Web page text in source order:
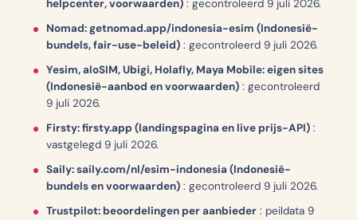
helpcenter, voorwaarden) : gecontroleerd 9 juli 2026.
Nomad: getnomad.app/indonesia-esim (Indonesië-
bundels, fair-use-beleid) : gecontroleerd 9 juli 2026.
Yesim, aloSIM, Ubigi, Holafly, Maya Mobile: eigen sites
(Indonesië-aanbod en voorwaarden) : gecontroleerd
9 juli 2026.
Firsty: firsty.app (landingspagina en live prijs-API) :
vastgelegd 9 juli 2026.
Saily: saily.com/nl/esim-indonesia (Indonesië-
bundels en voorwaarden) : gecontroleerd 9 juli 2026.
Trustpilot: beoordelingen per aanbieder : peildata 9